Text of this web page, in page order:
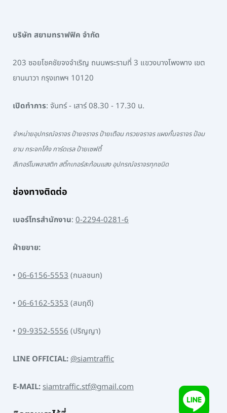
บริษัท สยามทราฟฟิค จำกัด
203 ซอยโชคชัยจงจำเริญ ถนนพระรามที่ 3 แขวงบางโพงพาง เขต
ยานนาวา กรุงเทพฯ 10120
เปิดทำการ: จันทร์ - เสาร์ 08.30 - 17.30 น.
จำหน่ายอุปกรณ์จราจร ป้ายจราจร ป้ายเตือน กรวยจราจร แผงกั้นจราจร ป้อม
ยาม กระจกโค้ง การ์ดเรล ป้ายเซฟตี้
สีเทอร์โมพลาสติก สติ๊กเกอร์สะท้อนแสง อุปกรณ์จราจรทุกชนิด
ช่องทางติดต่อ
เบอร์โทรสำนักงาน: 0-2294-0281-6
ฝ่ายขาย:
• 06-6156-5553(กมลชนก)
• 06-6162-5353(สมฤดี)
• 09-9352-5556(ปริญญา)
LINE OFFICIAL:@siamtraffic
E-MAIL:siamtraffic.stf@gmail.com